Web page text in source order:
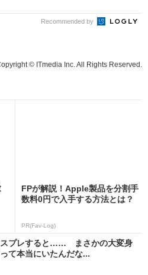
Recommended by
© ITmedia Inc. All Rights Reserved.
FPが解説！Apple製品を分割手
数料0円で入手する方法とは？
PR(Fav-Log)
プレすると…… まさかの大変身
て本当にいたんだな...